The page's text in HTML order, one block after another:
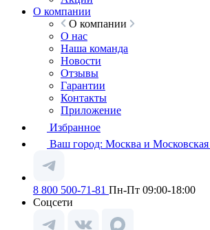
О компании
О компании
О нас
Наша команда
Новости
Отзывы
Гарантии
Контакты
Приложение
Избранное
Ваш город: Москва и Московская
8 800 500-71-81 Пн-Пт 09:00-18:00
Соцсети